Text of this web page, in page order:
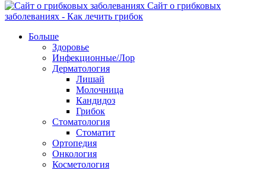
Сайт о грибковых
заболеваниях - Как лечить грибок
Больше
Здоровье
Инфекционные/Лор
Дерматология
Лишай
Молочница
Кандидоз
Грибок
Стоматология
Стоматит
Ортопедия
Онкология
Косметология